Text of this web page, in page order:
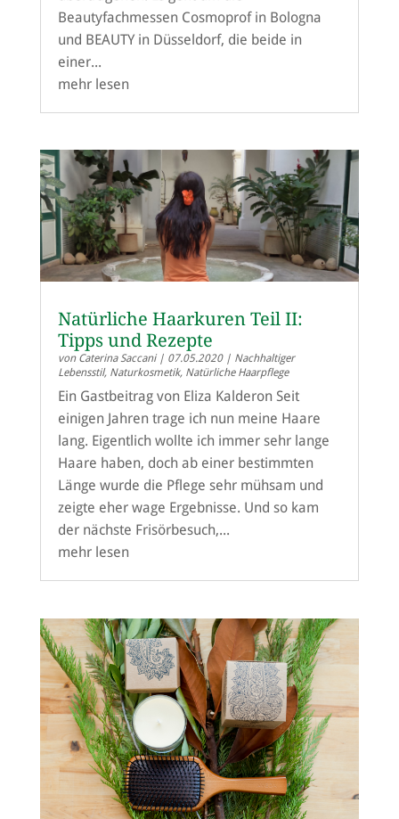
Beautyfachmessen Cosmoprof in Bologna
und BEAUTY in Düsseldorf, die beide in
einer...
mehr lesen
Natürliche Haarkuren Teil II:
Tipps und Rezepte
von Caterina Saccani| 07.05.2020| Nachhaltiger
Lebensstil, Naturkosmetik, Natürliche Haarpflege
Ein Gastbeitrag von Eliza Kalderon Seit
einigen Jahren trage ich nun meine Haare
lang. Eigentlich wollte ich immer sehr lange
Haare haben, doch ab einer bestimmten
Länge wurde die Pflege sehr mühsam und
zeigte eher wage Ergebnisse. Und so kam
der nächste Frisörbesuch,...
mehr lesen